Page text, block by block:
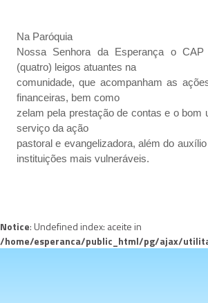
Na Paróquia
Nossa Senhora da Esperança o
(quatro) leigos atuantes na
comunidade, que acompanham as
financeiras, bem como
zelam pela prestação de contas e o bom
serviço da ação
pastoral e evangelizadora, além do
instituições mais vulneráveis.
Notice: Undefined index: aceite in
/home/esperanca/public_html/pg/ajax/